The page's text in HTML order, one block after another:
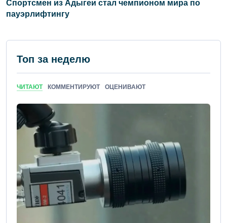
Спортсмен из Адыгеи стал чемпионом мира по
пауэрлифтингу
Топ за неделю
ЧИТАЮТ КОММЕНТИРУЮТ ОЦЕНИВАЮТ